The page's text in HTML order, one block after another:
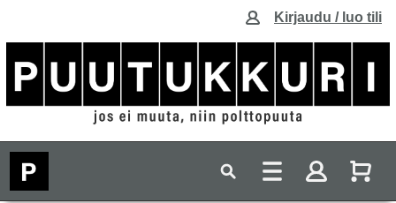
Kirjaudu / luo tili